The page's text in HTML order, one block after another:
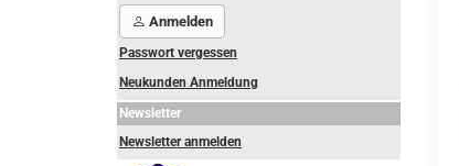
Anmelden
Passwort vergessen
Neukunden Anmeldung
Newsletter
Newsletter anmelden